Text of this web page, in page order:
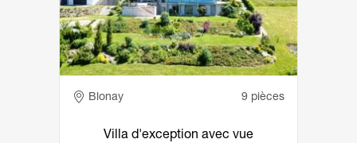
Adresse
Blonay 9 pièces
Villa d'exception avec vue